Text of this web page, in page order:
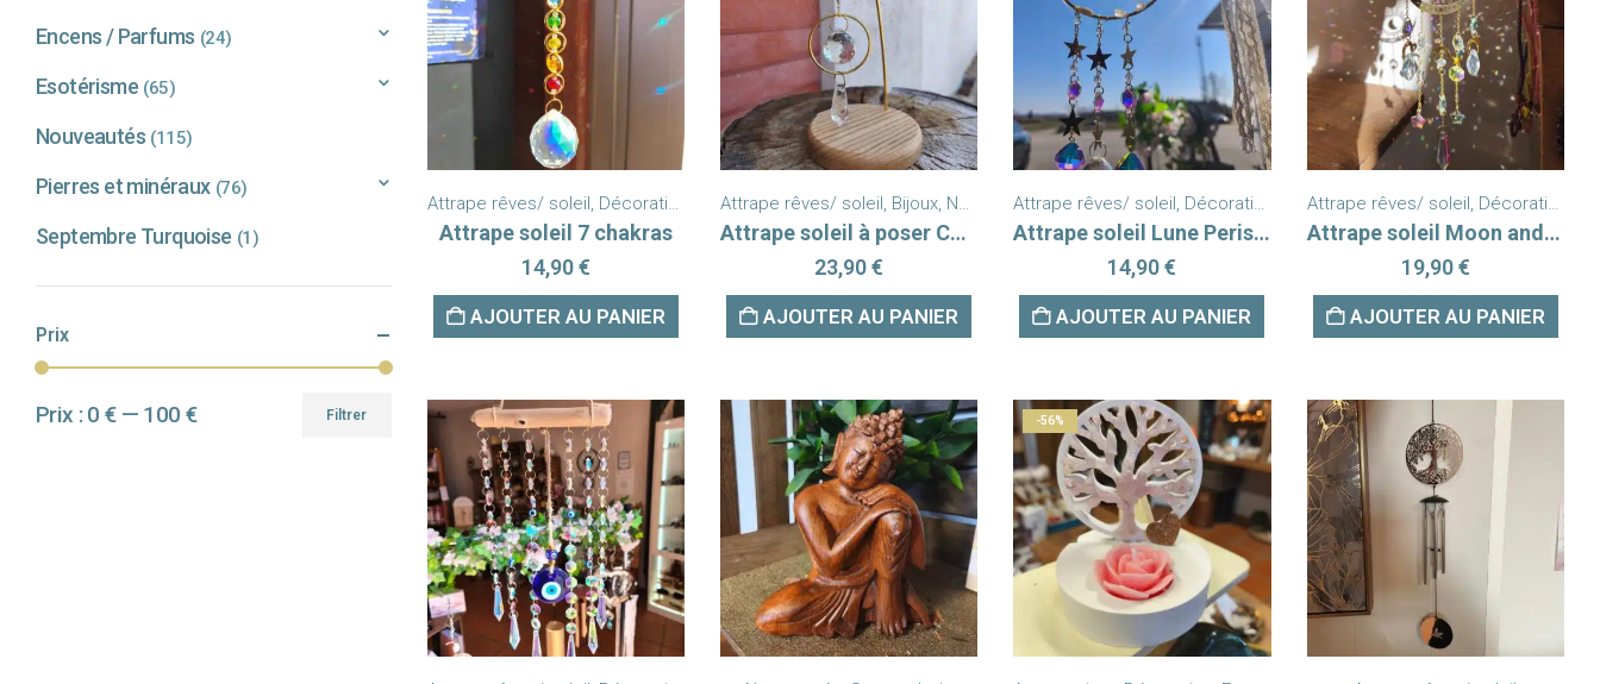
Attrape rêves/ soleil , Décoration Nouveautés
Attrape soleil 7 chakras
14,90€
AJOUTER AU PANIER
Attrape rêves/ soleil , Bijoux, Nouveautés ,Pendentifs
Attrape soleil à poser Cassiopée
23,90€
AJOUTER AU PANIER
Attrape rêves/ soleil , Décoration Nouveautés
Attrape soleil Lune Peristérite
14,90€
AJOUTER AU PANIER
Attrape rêves/ soleil , Décoration
Attrape soleil Moon and Sun
19,90€
AJOUTER AU PANIER
-56%
Encens / Parfums (24)
Esotérisme (65)
Nouveautés (115)
Pierres et minéraux (76)
Septembre Turquoise (1)
Prix
Filtrer
Prix : 0 €— 100 €